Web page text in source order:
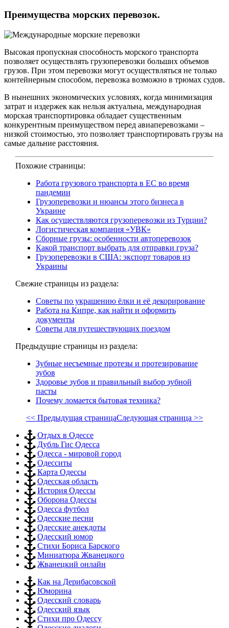
Преимущества морских перевозок.
Высокая пропускная способность морского транспорта
позволяет осуществлять грузоперевозки больших объемов
грузов. При этом перевозки могут осуществляться не только
контейнерным способом, перевозка возможно в трюмах судов.
В нынешних экономических условиях, когда минимизация
затрат и издержек как нельзя актуальна, международная
морская транспортировка обладает существенным
конкурентным преимуществом перед авиаперевозками –
низкой стоимостью, это позволяет транспортировать грузы на
самые дальние расстояния.
Похожие страницы:
Работа грузового транспорта в ЕС во время
пандемии
Грузоперевозки и нюансы этого бизнеса в
Украине
Как осуществляются грузоперевозки из Турции?
Логистическая компания «УВК»
Сборные грузы: особенности автоперевозок
Какой транспорт выбрать для отправки груза?
Грузоперевозки в США: экспорт товаров из
Украины
Свежие страницы из раздела:
Советы по украшению ёлки и её декорирование
Работа на Кипре, как найти и оформить
документы
Советы для путешествующих поездом
Предыдущие страницы из раздела:
Зубные несъемные протезы и протезирование
зубов
Здоровье зубов и правильный выбор зубной
пасты
Почему ломается бытовая техника?
<< Предыдущая страницаСледующая страница >>
Отдых в Одессе
Дубль Гис Одесса
Одесса - мировой город
Одесситы
Карта Одессы
Одесская область
История Одессы
Оборона Одессы
Одесса футбол
Одесские песни
Одесские анекдоты
Одесский юмор
Стихи Бориса Барского
Миниатюра Жванецкого
Жванецкий онлайн
Как на Дерибасовской
Юморина
Одесский словарь
Одесский язык
Стихи про Одессу